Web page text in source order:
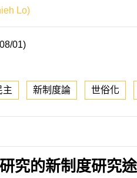
Lo)
01)
主 新制度論 世俗化
究的新制度研究